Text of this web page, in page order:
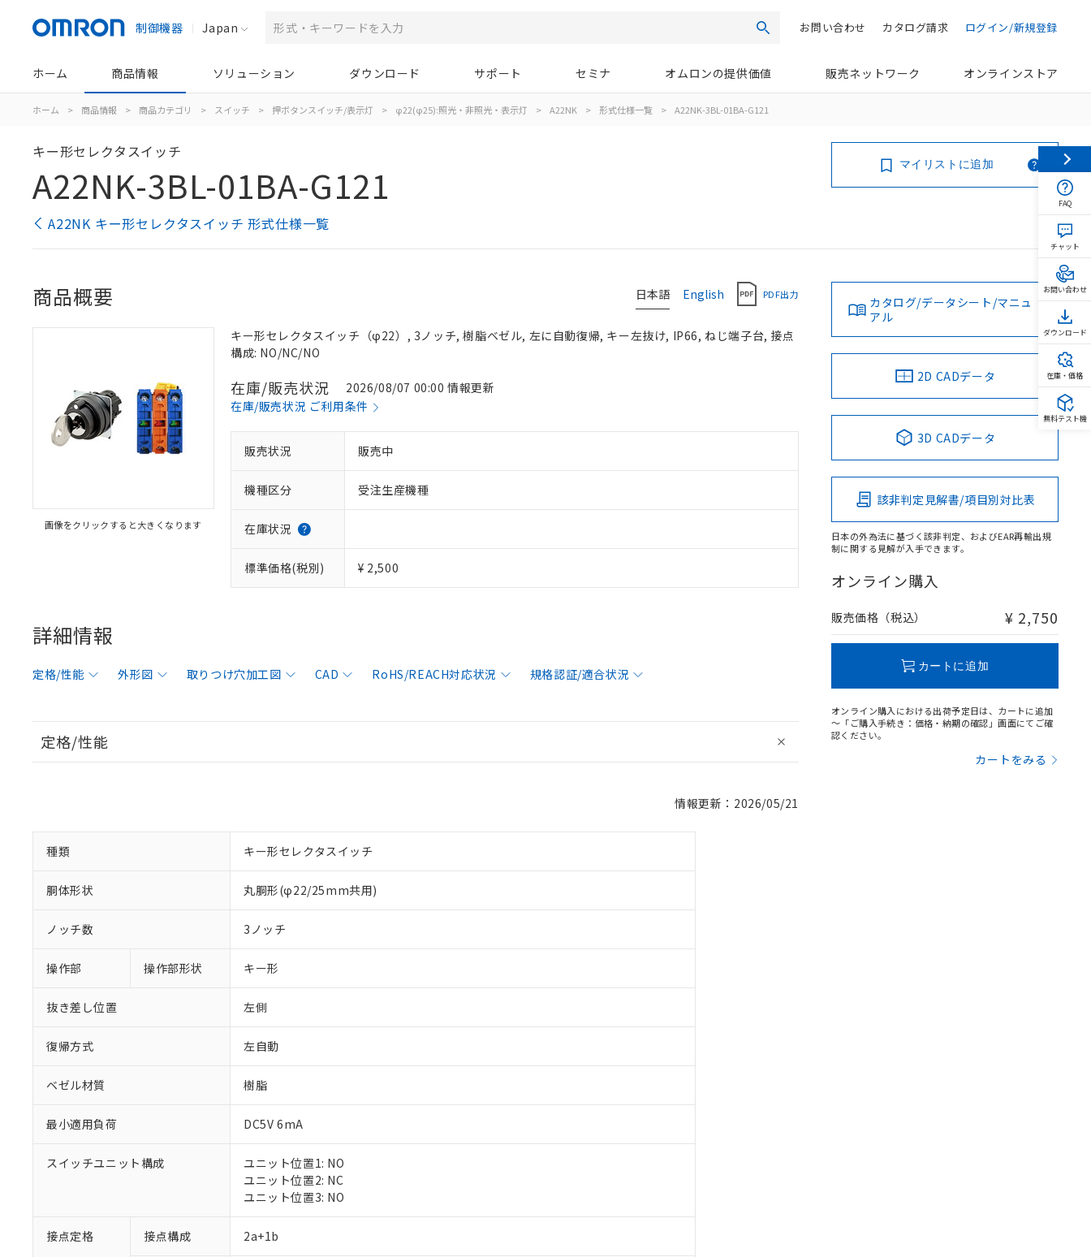
制御機器 Japan 検索 ログイン/新規登録
カタログ請求
お問い合わせ
ホーム 商品情報 ソリューション ダウンロード サポート セミナ オムロンの提供価値 販売ネットワーク オンラインストア
ホーム > 商品情報 > 商品カテゴリ > スイッチ > 押ボタンスイッチ/表示灯 > φ22(φ25):照光・非照光・表示灯 > A22NK > 形式仕様一覧 > A22NK-3BL-01BA-G121
キー形セレクタスイッチ
A22NK-3BL-01BA-G121
A22NK キー形セレクタスイッチ 形式仕様一覧
マイリストに追加
日本語 English PDF出力
商品概要
画像をクリックすると大きくなります
キー形セレクタスイッチ（φ22）, 3ノッチ, 樹脂ベゼル, 左に自動復帰, キー左抜け, IP66, ねじ端子台, 接点
構成: NO/NC/NO
在庫/販売状況
2026/08/07 00:00 情報更新
在庫/販売状況 ご利用条件
販売状況 販売中
機種区分 受注生産機種
在庫状況
標準価格(税別) ¥ 2,500
詳細情報
定格/性能 外形図 取りつけ穴加工図 CAD RoHS/REACH対応状況 規格認証/適合状況
定格/性能
情報更新：2026/05/21
種類 キー形セレクタスイッチ
胴体形状 丸胴形(φ22/25mm共用)
ノッチ数 3ノッチ
操作部 操作部形状 キー形
抜き差し位置 左側
復帰方式 左自動
ベゼル材質 樹脂
最小適用負荷 DC5V 6mA
スイッチユニット構成
ユニット位置1: NO
ユニット位置2: NC
ユニット位置3: NO
接点定格 接点構成 2a+1b
カタログ/データシート/マニュ
アル
2D CADデータ
3D CADデータ
該非判定見解書/項目別対比表
日本の外為法に基づく該非判定、およびEAR再輸出規
制に関する見解が入手できます。
オンライン購入
販売価格（税込） ¥ 2,750
カートに追加
オンライン購入における出荷予定日は、カートに追加
～「ご購入手続き：価格・納期の確認」画面にてご確
認ください。
カートをみる
※1 対応状況
対応済み：EU RoHS指令（10物質）の非含有に対応した製品が提供可能な商品です。
対応予定：EU RoHS指令（10物質）の非含有に対応した製品に切り替える予定のある商品です。
FAQ
チャット
お問い合わせ
ダウンロード
在庫・価格
無料テスト機